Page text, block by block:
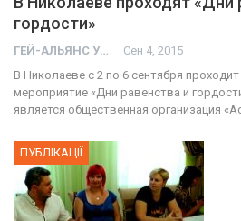
гордости»
ГЕЙ-АЛЬЯНС УКРАИНА Сен 4, 2015
В Николаеве с 2 по 6 сентября
мероприятие «Дни равенства и
является общественная организация
ПУБЛІКАЦІЇ